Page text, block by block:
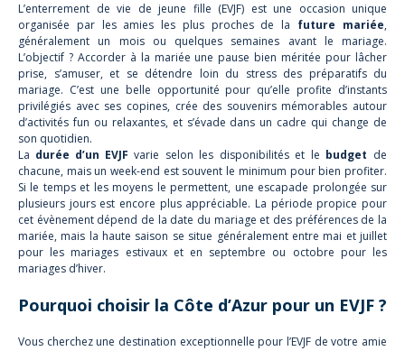
L’enterrement de vie de jeune fille (EVJF) est une occasion unique
organisée par les amies les plus proches de la future mariée,
généralement un mois ou quelques semaines avant le mariage.
L’objectif ? Accorder à la mariée une pause bien méritée pour lâcher
prise, s’amuser, et se détendre loin du stress des préparatifs du
mariage. C’est une belle opportunité pour qu’elle profite d’instants
privilégiés avec ses copines, crée des souvenirs mémorables autour
d’activités fun ou relaxantes, et s’évade dans un cadre qui change de
son quotidien.
La durée d’un EVJF varie selon les disponibilités et le budget de
chacune, mais un week-end est souvent le minimum pour bien profiter.
Si le temps et les moyens le permettent, une escapade prolongée sur
plusieurs jours est encore plus appréciable. La période propice pour
cet évènement dépend de la date du mariage et des préférences de la
mariée, mais la haute saison se situe généralement entre mai et juillet
pour les mariages estivaux et en septembre ou octobre pour les
mariages d’hiver.
Pourquoi choisir la Côte d’Azur pour un EVJF ?
Vous cherchez une destination exceptionnelle pour l’EVJF de votre amie